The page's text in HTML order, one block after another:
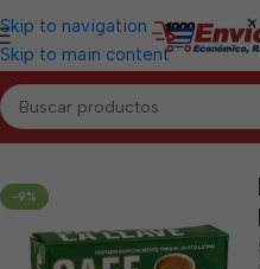
Skip to navigation
Skip to main content
Inicio/MAYABEQUE/Alimentos
-9%